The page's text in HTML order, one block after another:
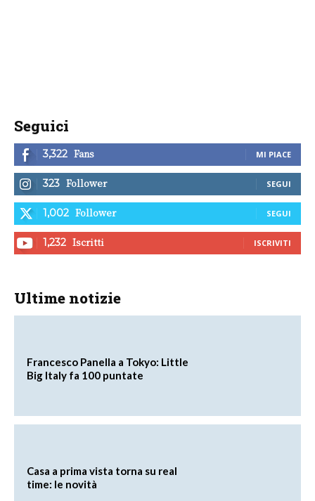
Seguici
3,322 Fans MI PIACE
323 Follower SEGUI
1,002 Follower SEGUI
1,232 Iscritti ISCRIVITI
Ultime notizie
Francesco Panella a Tokyo: Little
Big Italy fa 100 puntate
Casa a prima vista torna su real
time: le novità